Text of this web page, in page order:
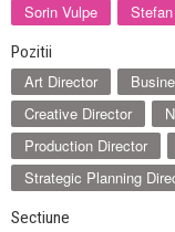
Sorin Vulpe
Pozitii
Art Director
Creative Director
Production Director
Strategic Planning
Sectiune